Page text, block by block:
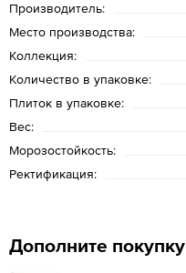
Производитель:
Место производства:
Коллекция:
Количество в упаковке:
Плиток в упаковке:
Вес:
Морозостойкость:
Ректификация:
Дополните покупку